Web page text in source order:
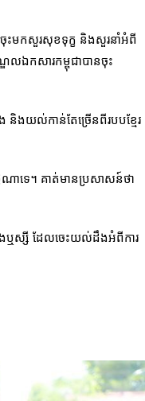
ះមកសួរសុខទុក្ខ និងសួរនាំអំពី
ឌលឯកសារកម្ពុជាបានចុះ
ងយល់កាន់តែច្រើនពីរបបខ្មែរ
ាទេ។ គាត់មានប្រសាសន៍ថា
ងឬស្សី ដែលចេះយល់ដឹងអំពីការ